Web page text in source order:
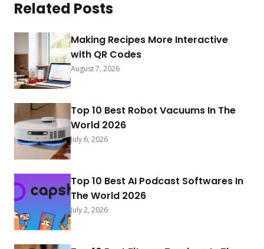
Related Posts
Making Recipes More Interactive
with QR Codes
August 7, 2026
Top 10 Best Robot Vacuums In The
World 2026
July 6, 2026
Top 10 Best AI Podcast Softwares In
The World 2026
July 2, 2026